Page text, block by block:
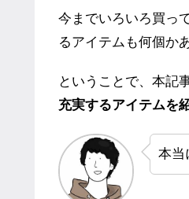
今までいろいろ買っ
るアイテムも何個か
ということで、本記
充実するアイテムを
本当